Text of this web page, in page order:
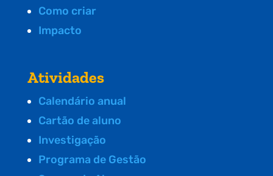
Como criar
Impacto
Atividades
Calendário anual
Cartão de aluno
Investigação
Programa de Gestão